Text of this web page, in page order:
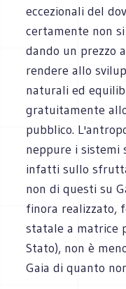
eccezionali del
certamente non
dando un prezzo
rendere allo
naturali ed
gratuitamente
pubblico.
neppure i sistemi
infatti sullo
non di questi su
finora realizzato,
statale a matrice
Stato), non è
Gaia di quanto